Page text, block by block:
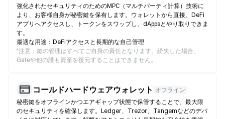
強化されたセキュリティのためのMPC（マルチパーティ計算）技術に
より、お客様自身が秘密鍵を保有します。ウォレットから直接、DeFi
アプリへアクセスし、トークンをスワップし、dAppsとやり取りできま
す。
最適な用途：DeFiアクセスと長期的な自己管理
*注意：鍵の管理はすべてご自身の責任となります。紛失した場合、
Gateや他の誰も資産を復元することはできません。
コールドハードウェアウォレット オフライン
秘密鍵をオフラインかつエアギャップ状態で保管することで、最大限
のセキュリティを確保します。Ledger、Trezor、Tangemなどのデバ